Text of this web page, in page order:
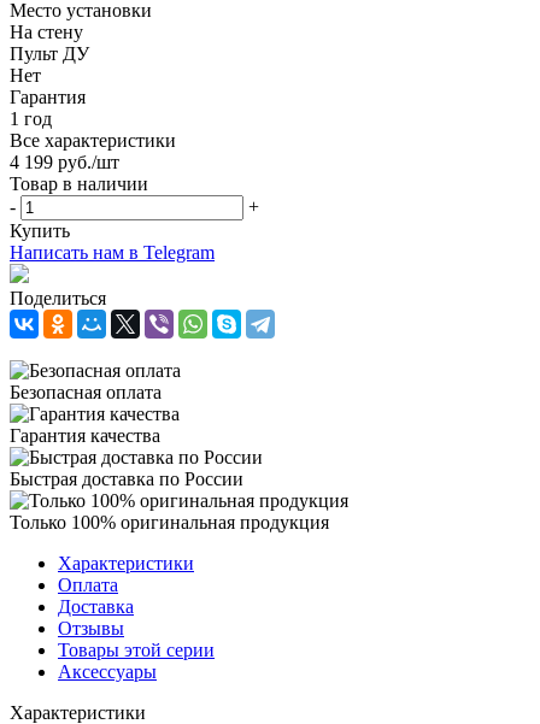
Место установки
На стену
Пульт ДУ
Нет
Гарантия
1 год
Все характеристики
4 199 руб./шт
Товар в наличии
-
+
Купить
Написать нам в Telegram
Поделиться
Безопасная оплата
Гарантия качества
Быстрая доставка по России
Только 100% оригинальная продукция
Характеристики
Оплата
Доставка
Отзывы
Товары этой серии
Аксессуары
Характеристики